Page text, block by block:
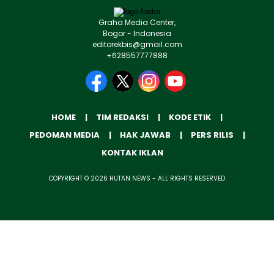
Graha Media Center,
Bogor - Indonesia
editorekbis@gmail.com
+628557777888
HOME TIM REDAKSI
KODE ETIK
PEDOMAN MEDIA
HAK JAWAB
PERS RILIS
KONTAK IKLAN
COPYRIGHT © 2026 HUTAN NEWS - ALL RIGHTS RESERVED